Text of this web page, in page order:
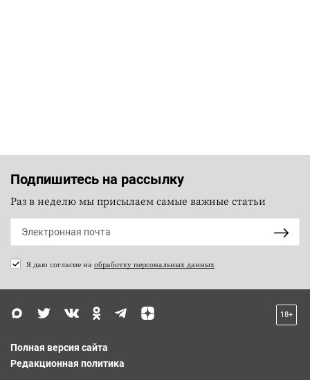
Подпишитесь на рассылку
Раз в неделю мы присылаем самые важные статьи
Я даю согласие на обработку персональных данных
18+
Полная версия сайта
Редакционная политика